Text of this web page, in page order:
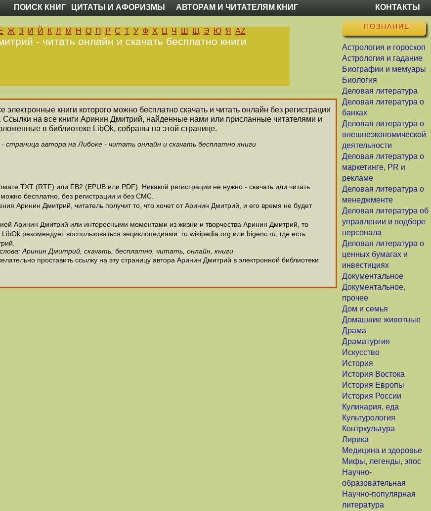
ПОИСК КНИГ ЦИТАТЫ И АФОРИЗМЫ АВТОРАМ И ЧИТАТЕЛЯМ КНИГ КОНТАКТЫ
ПОЗНАНИЕ
Астрология и гороскоп
Астрология и гадание
Биографии и мемуары
Биология
Деловая литература
Деловая литература о
банках
Деловая литература о
внешнеэкономической
деятельности
Деловая литература о
маркетинге, PR и
рекламе
Деловая литература о
менеджменте
Деловая литература об
управлении и подборе
персонала
Деловая литература о
ценных бумагах и
инвестициях
Документальное
Документальное,
прочее
Дом и семья
Домашние животные
Драма
Драматургия
Искусство
История
История Востока
История Европы
История России
Кулинария, еда
Культурология
Контркультура
Лирика
Медицина и здоровье
Мифы, легенды, эпос
Научно-
образовательная
Научно-популярная
литература
Ж З И Й К Л М Н О П Р С Т У Ф Х Ц Ч Ш Щ Э Ю Я AZ
- читать онлайн и скачать бесплатно книги
электронные книги которого можно бесплатно скачать и читать онлайн без регистрации
Ссылки на все книги Аринин Дмитрий, найденные нами или присланные читателями и
в библиотеке LibOk, собраны на этой странице.
страница автора на Либоке - читать онлайн и скачать бесплатно книги
ТХТ (RTF) или FB2 (EPUB или PDF). Никакой регистрации не нужно - скачать или читать
бесплатно, без регистрации и без СМС.
Аринин Дмитрий, читатель получит то, что хочет от Аринин Дмитрий, и его время не будет
Аринин Дмитрий или интересными моментами из жизни и творчества Аринин Дмитрий, то
рекомендует воспользоваться энциклопедиями: ru.wikipedia.org или bigenc.ru, где есть
Аринин Дмитрий, скачать, бесплатно, читать, онлайн, книги
проставить ссылку на эту страницу автора Аринин Дмитрий в электронной библиотеки